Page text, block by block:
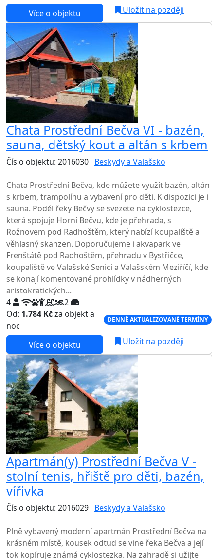
Více o objektu Uložit na později
Chata Prostřední Bečva VI - bazén,
sauna, dětský kout a altán s krbem
Číslo objektu: 2016030 Beskydy a Valašsko
Chata Prostřední Bečva, kde můžete využít bazén, altán
s krbem, trampolínu a vybavení pro děti. K dispozici je i
sauna. Podél řeky Bečvy se svezete na cyklostezce,
která spojuje Horní Bečvu, kde je přehrada, s
Rožnovem pod Radhoštěm, který nabízí koupaliště a
věhlasný skanzen. Doporučujeme i akvapark ve
Frenštátě pod Radhoštěm, přehradu v Bystřičce,
koupaliště ve Valašské Senici a Valašském Meziříčí, kde
se konají komentované prohlídky v nádherných
aristokratických...
4
2
Od: 1.784 Kčza objekt a
noc
DENNĚ AKTUALIZOVANÉ TERMÍNY
Více o objektu Uložit na později
Apartmán(y) Prostřední Bečva V -
stolní tenis, hřiště pro děti, bazén,
vířivka
Číslo objektu: 2016029 Beskydy a Valašsko
Plně vybavený moderní apartmán Prostřední Bečva na
krásném místě, kousek odtud se vine řeka Bečva a její
tok kopíruje známá cyklostezka. Na zahradě si užijte